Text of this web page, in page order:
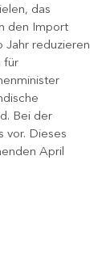
das
den Import
Jahr reduzieren
für
Bei der
vor. Dieses
April